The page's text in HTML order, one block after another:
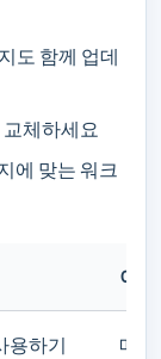
도 함께 업데
체하세요
에 맞는 워크
이
용하기 매